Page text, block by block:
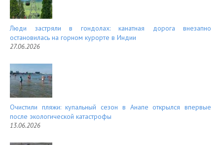
Люди застряли в гондолах: канатная дорога внезапно
остановилась на горном курорте в Индии
27.06.2026
Очистили пляжи: купальный сезон в Анапе открылся впервые
после экологической катастрофы
13.06.2026